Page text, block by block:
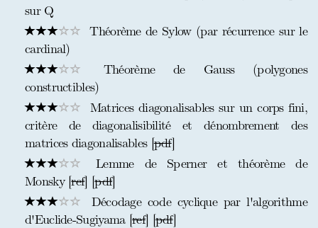
sur Q
Théorème de Sylow (par récurrence sur le
cardinal)
Théorème de Gauss (polygones
constructibles)
Matrices diagonalisables sur un corps fini,
critère de diagonalisibilité et dénombrement des
matrices diagonalisables [pdf]
Lemme de Sperner et théorème de
Monsky [ref] [pdf]
Décodage code cyclique par l'algorithme
d'Euclide-Sugiyama [ref] [pdf]